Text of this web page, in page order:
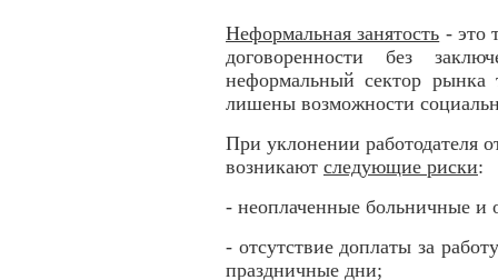
Неформальная занятость - это
договоренности без
неформальный сектор рынка
лишены возможности
При уклонении работодателя
возникают следующие риски:
- неоплаченные больничные и
- отсутствие доплаты за
праздничные дни;